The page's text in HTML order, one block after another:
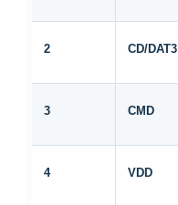
2 CD/DAT3
3 CMD
4 VDD